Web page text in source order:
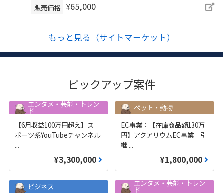
販売価格 ¥65,000
もっと見る（サイトマーケット）
ピックアップ案件
エンタメ・芸能・トレン
ド
【6月収益100万円超え】ス
ポーツ系YouTubeチャンネル
...
¥3,300,000
ペット・動物
EC事業：【在庫商品額130万
円】アクアリウムEC事業｜引
継 ...
¥1,800,000
ビジネス
エンタメ・芸能・トレン
ド